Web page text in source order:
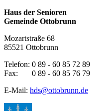
Haus der Senioren
Gemeinde Ottobrunn
Mozartstraße 68
85521 Ottobrunn
Telefon: 0 89 - 60 85 72 89
Fax: 0 89 - 60 85 76 79
E-Mail: hds@ottobrunn.de